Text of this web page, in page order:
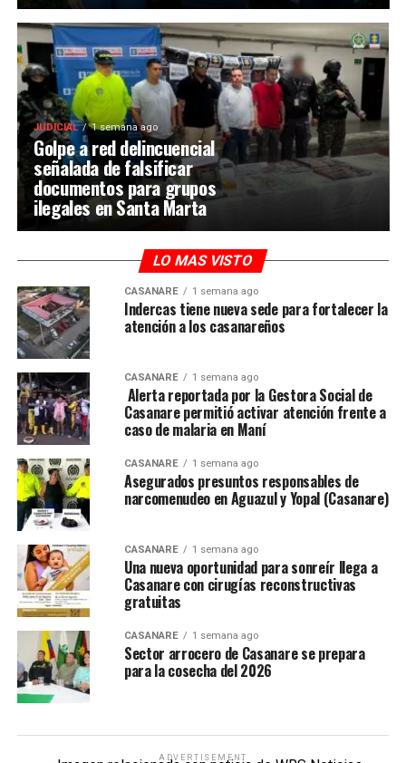
JUDICIAL 1 semana ago
Golpe a red delincuencial
señalada de falsificar
documentos para grupos
ilegales en Santa Marta
LO MAS VISTO
CASANARE 1 semana ago
Indercas tiene nueva sede para fortalecer la
atención a los casanareños
CASANARE 1 semana ago
Alerta reportada por la Gestora Social de
Casanare permitió activar atención frente a
caso de malaria en Maní
CASANARE 1 semana ago
Asegurados presuntos responsables de
narcomenudeo en Aguazul y Yopal (Casanare)
CASANARE 1 semana ago
Una nueva oportunidad para sonreír llega a
Casanare con cirugías reconstructivas
gratuitas
CASANARE 1 semana ago
Sector arrocero de Casanare se prepara
para la cosecha del 2026
ADVERTISEMENT